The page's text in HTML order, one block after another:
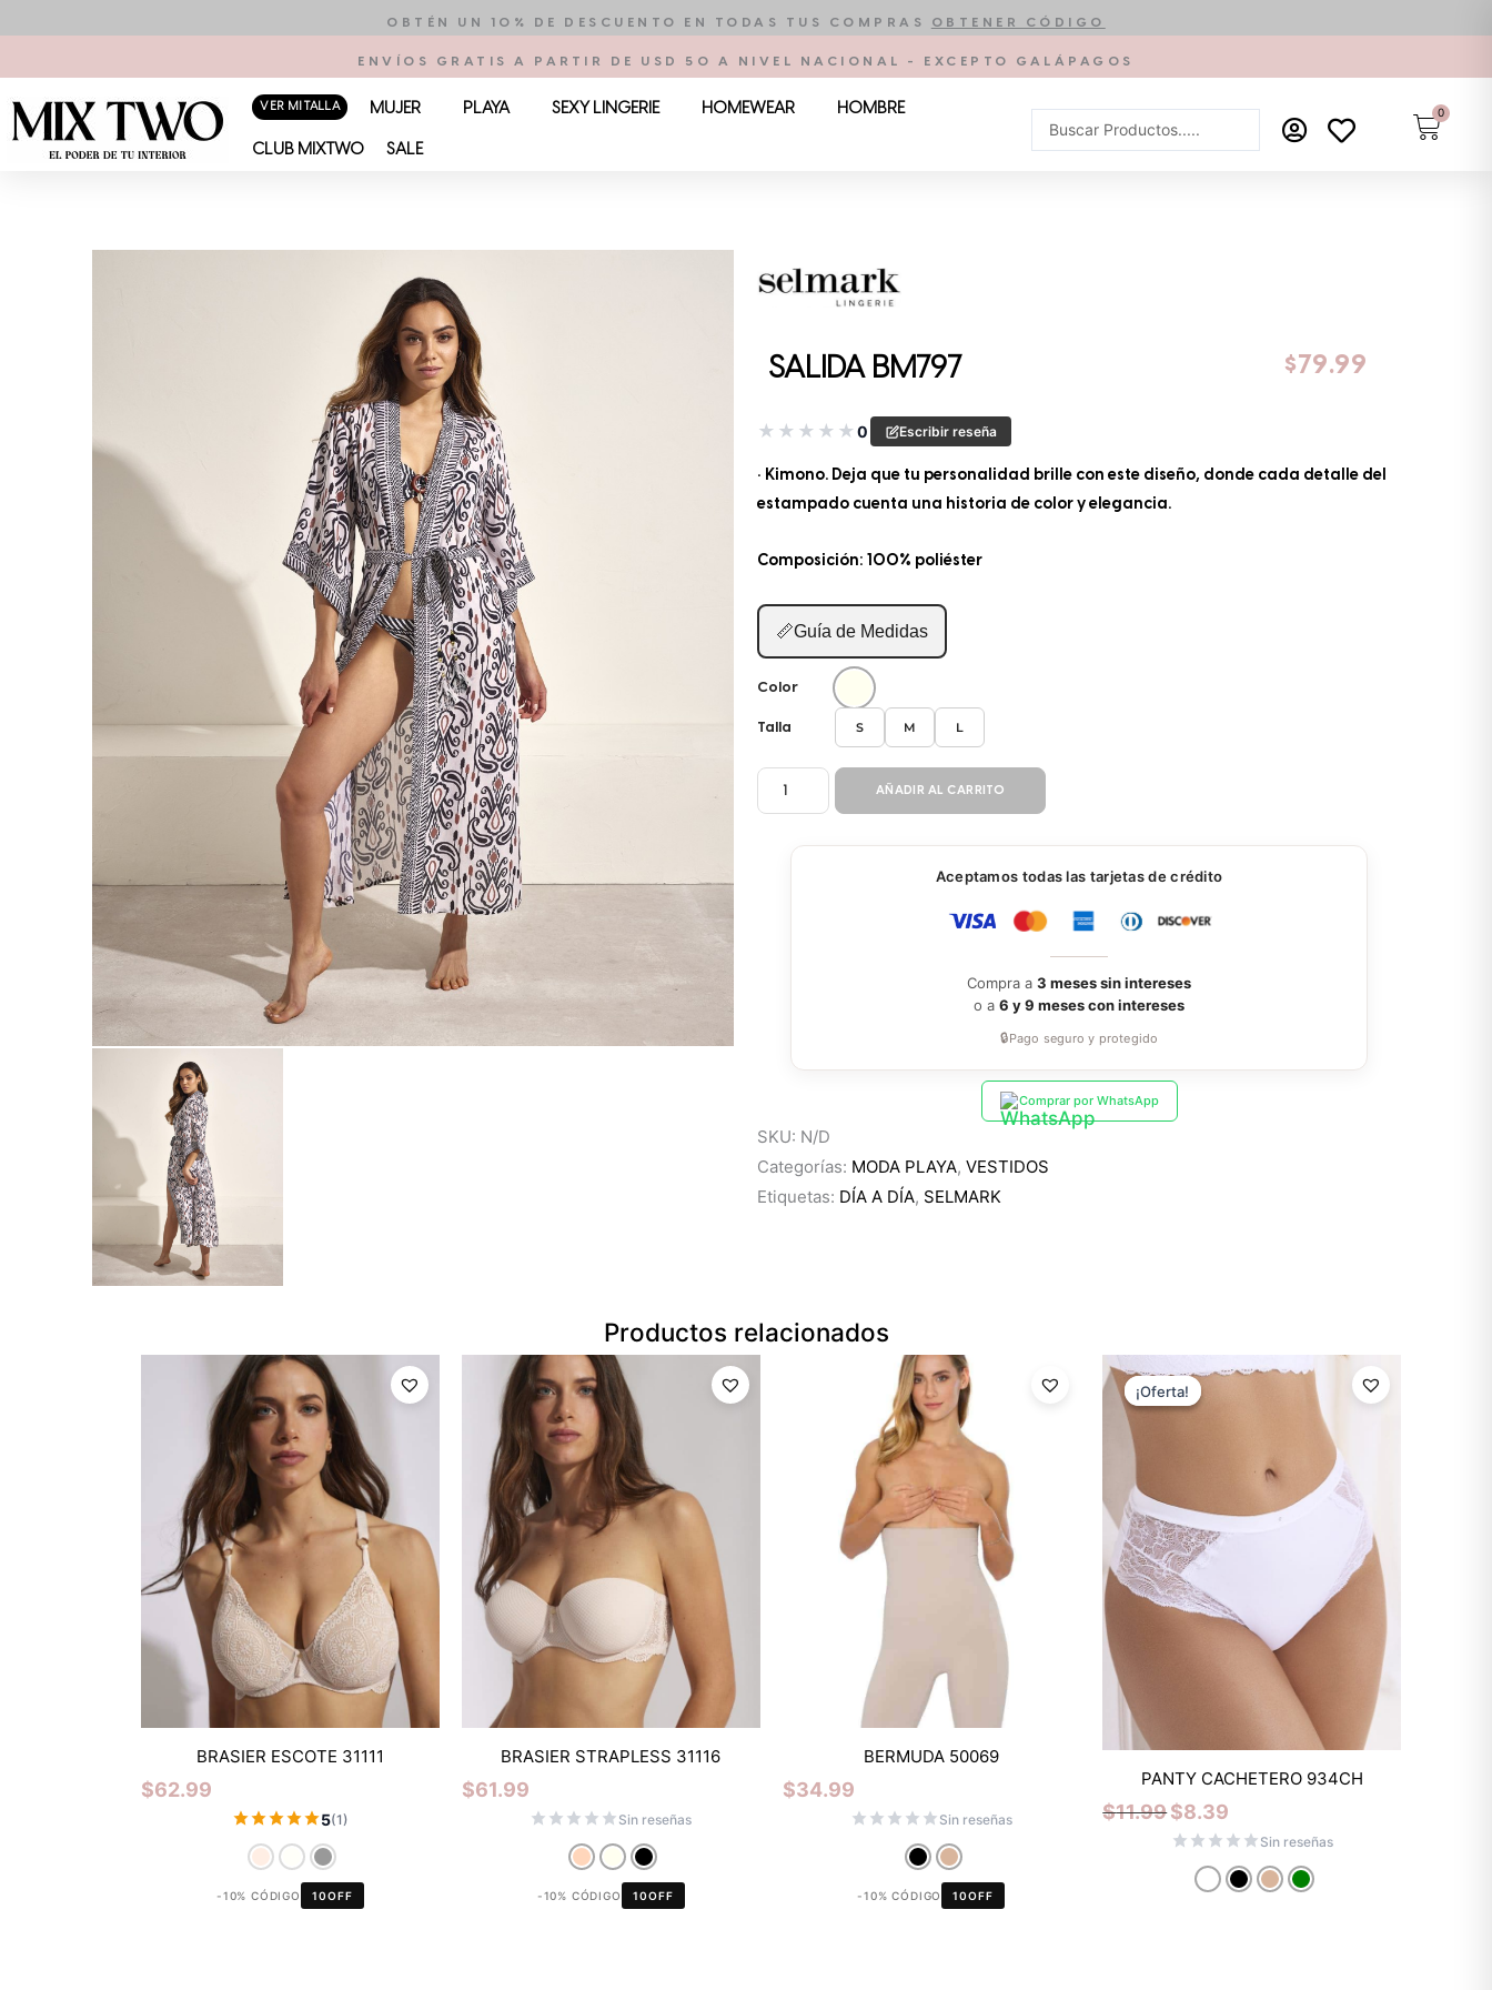
contenido
OBTÉN UN 10% DE DESCUENTO EN TODAS TUS COMPRAS OBTENER CÓDIGO
ENVÍOS GRATIS A PARTIR DE USD 50 A NIVEL NACIONAL - EXCEPTO GALÁPAGOS
VER MI TALLA MUJER PLAYA SEXY LINGERIE HOMEWEAR HOMBRE
CLUB MIXTWO SALE
Search
...
0
SALIDA BM797 $79.99
★ ★ ★ ★ ★0 Escribir reseña
• Kimono. Deja que tu personalidad brille con este diseño, donde cada detalle del
estampado cuenta una historia de color y elegancia.
Composición: 100% poliéster
📏Guía de Medidas
Color
Talla S M L
SALIDA
BM797
cantidad
AÑADIR AL CARRITO
Aceptamos todas las tarjetas de crédito
Compra a 3 meses sin intereses
o a 6 y 9 meses con intereses
🔒Pago seguro y protegido
Comprar por WhatsApp
SKU: N/D
Categorías: MODA PLAYA, VESTIDOS
Etiquetas: DÍA A DÍA, SELMARK
Productos relacionados
BRASIER ESCOTE 31111
$62.99
5(1)
-10% CÓDIGO 10OFF
BRASIER STRAPLESS 31116
$61.99
Sin reseñas
-10% CÓDIGO 10OFF
BERMUDA 50069
$34.99
Sin reseñas
-10% CÓDIGO 10OFF
¡Oferta!
¡Oferta!
PANTY CACHETERO 934CH
$11.99
precio
original
$8.39
precio
Sin reseñas
Mixtwo - Lencería y Ropa
Interior
En línea